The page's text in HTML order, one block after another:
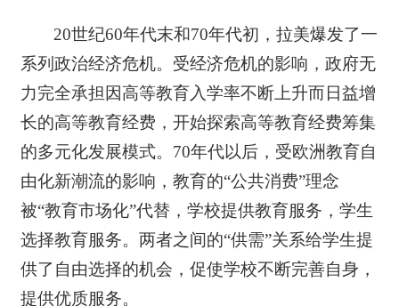
20世纪60年代末和70年代初，拉美爆发了一
系列政治经济危机。受经济危机的影响，政府无
力完全承担因高等教育入学率不断上升而日益增
长的高等教育经费，开始探索高等教育经费筹集
的多元化发展模式。70年代以后，受欧洲教育自
由化新潮流的影响，教育的“公共消费”理念
被“教育市场化”代替，学校提供教育服务，学生
选择教育服务。两者之间的“供需”关系给学生提
供了自由选择的机会，促使学校不断完善自身，
提供优质服务。